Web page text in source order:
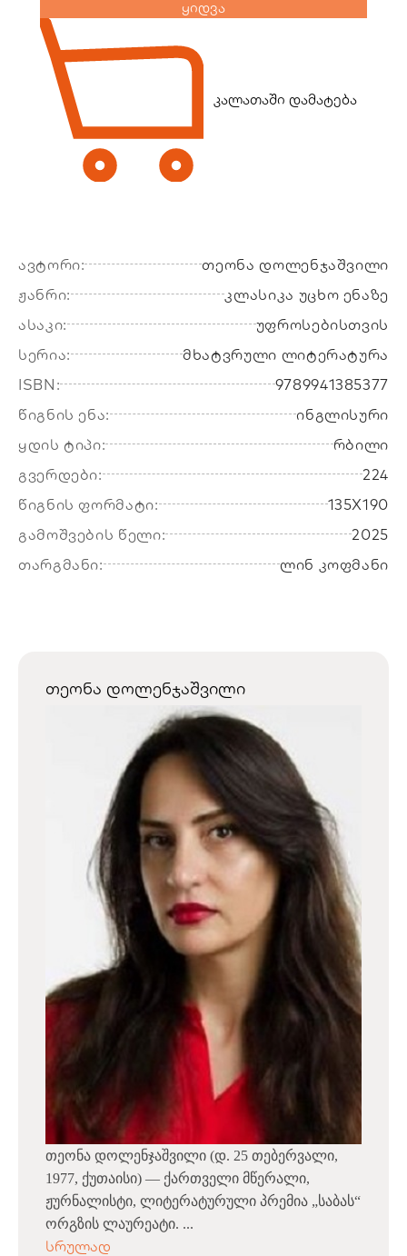
ყიდვა
კალათაში დამატება
ავტორი:
თეონა დოლენჯაშვილი
ჟანრი:
კლასიკა უცხო ენაზე
ასაკი:
უფროსებისთვის
სერია:
მხატვრული ლიტერატურა
ISBN:
9789941385377
წიგნის ენა:
ინგლისური
ყდის ტიპი:
რბილი
გვერდები:
224
წიგნის ფორმატი:
135X190
გამოშვების წელი:
2025
თარგმანი:
ლინ კოფმანი
თეონა დოლენჯაშვილი
თეონა დოლენჯაშვილი (დ. 25 თებერვალი,
1977, ქუთაისი) — ქართველი მწერალი,
ჟურნალისტი, ლიტერატურული პრემია „საბას“
ორგზის ლაურეატი. ...
სრულად